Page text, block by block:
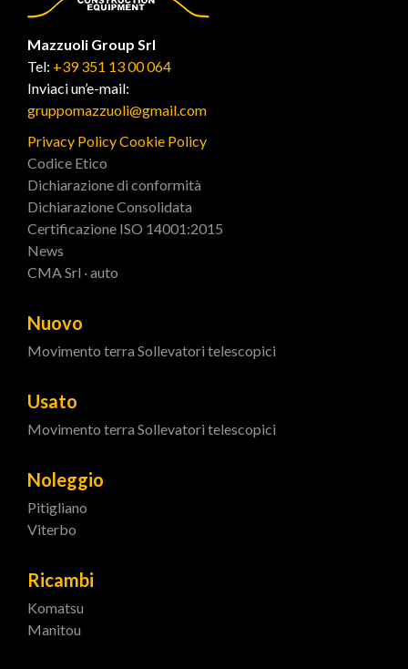
Mazzuoli Group Srl
Tel: +39 351 13 00 064
Inviaci un’e-mail:
gruppomazzuoli@gmail.com
Privacy PolicyCookie Policy
Codice Etico
Dichiarazione di conformità
Dichiarazione Consolidata
Certificazione ISO 14001:2015
News
CMA Srl · auto
Nuovo
Movimento terra Sollevatori telescopici
Usato
Movimento terra Sollevatori telescopici
Noleggio
Pitigliano
Viterbo
Ricambi
Komatsu
Manitou